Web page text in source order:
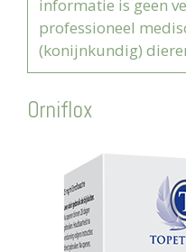
informatie is geen
professioneel
(konijnkundig)
Orniflox